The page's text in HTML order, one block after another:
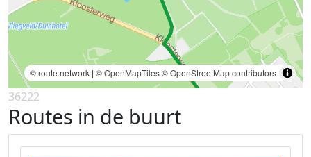
© route.network | © OpenMapTiles© OpenStreetMap contributors
36222
Routes in de buurt